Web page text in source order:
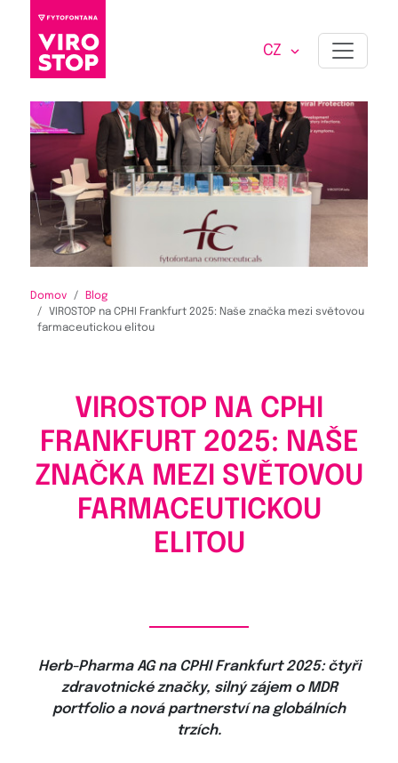
CZ
Domov
Blog
VIROSTOP na CPHI Frankfurt 2025: Naše značka mezi světovou
farmaceutickou elitou
VIROSTOP NA CPHI
FRANKFURT 2025: NAŠE
ZNAČKA MEZI SVĚTOVOU
FARMACEUTICKOU
ELITOU
Herb-Pharma AG na CPHI Frankfurt 2025: čtyři
zdravotnické značky, silný zájem o MDR
portfolio a nová partnerství na globálních
trzích.